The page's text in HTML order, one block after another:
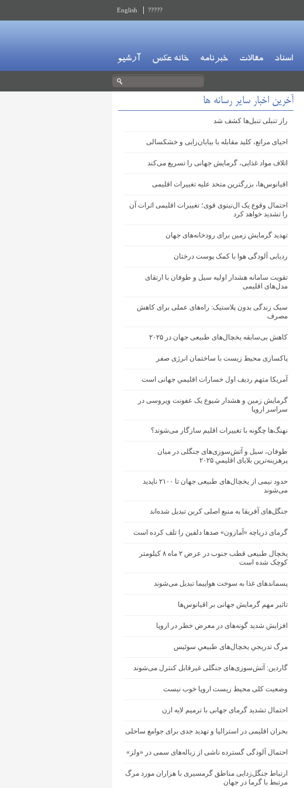
?????
English
اسناد مقالات خبرنامه خانه عکس آرشیو
آخرین اخبار سایر رسانه ها
راز تنبلی تنبل‌ها کشف شد
احیای مراتع، کلید مقابله با بیابان‌زایی و خشکسالی
اتلاف مواد غذایی، گرمایش جهانی را تسریع می‌کند
اقیانوس‌ها، بزرگترین متحد علیه تغییرات اقلیمی
احتمال وقوع یک ال‌نینوی قوی؛ تغییرات اقلیمی اثرات آن
را تشدید خواهد کرد
تهدید گرمایش زمین برای رودخانه‌های جهان
ردیابی آلودگی هوا با کمک پوست درختان
تقویت سامانه هشدار اولیه سیل و طوفان با ارتقای
مدل‌های اقلیمی
سبک زندگی بدون پلاستیک: راه‌های عملی برای کاهش
مصرف
کاهش بی‌سابقه‌ یخچال‌های طبیعی جهان در ۲۰۲۵
پاکسازی محیط زیست با ساختمان انرژی صفر
آمریکا متهم ردیف اول خسارات اقلیمیِ جهانی است
گرمایش زمین و هشدار شیوع یک عفونت ویروسی در
سراسر اروپا
نهنگ‌ها چگونه با تغییرات اقلیم سازگار می‌شوند؟
طوفان، سیل و آتش‌سوزی‌های جنگلی در میان
پرهزینه‌ترین بلایای اقلیمیِ ۲۰۲۵
حدود نیمی از یخچال‌های طبیعی جهان تا ۲۱۰۰ ناپدید
می‌شوند
جنگل‌های آفریقا به منبع اصلی کربن تبدیل شده‌اند
گرمای دریاچه «آمازون» صدها دلفین را تلف کرده است
یخچال طبیعی قطب جنوب در عرض ۲ ماه ۸ کیلومتر
کوچک شده است
پسماندهای غذا به سوخت هواپیما تبدیل می‌شوند
تاثیر مهم گرمایش جهانی بر اقیانوس‌ها
افزایش شدید گونه‌های در معرض خطر در اروپا
مرگ تدریجیِ یخچال‌های طبیعیِ سوئیس
گاردین: آتش‌سوزی‌های جنگلی غیرقابل کنترل می‌شوند
وضعیت کلی محیط زیست اروپا خوب نیست
احتمال تشدید گرمای جهانی با ترمیم لایه ازن
بحران اقلیمی در استرالیا و تهدید جدی برای جوامع ساحلی
احتمال آلودگی گسترده ناشی از زباله‌های سمی در «ولز»
ارتباط جنگل‌زدایی مناطق گرمسیری با هزاران مورد مرگ
مرتبط با گرما در جهان